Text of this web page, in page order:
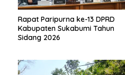
Rapat Paripurna ke-13 DPRD
Kabupaten Sukabumi Tahun
Sidang 2026